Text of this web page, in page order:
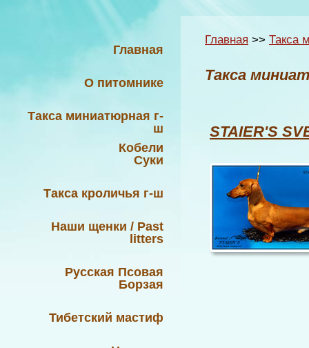
Главная
О питомнике
Такса миниатюрная г-
ш
Кобели
Суки
Такса кроличья г-ш
Наши щенки / Past
litters
Русская Псовая
Борзая
Тибетский мастиф
Главная >> Такса
Такса
STAIER'S